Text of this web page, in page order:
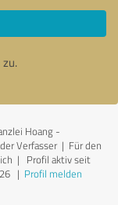
zu.
Hoang -
Verfasser | Für den
| Profil aktiv seit
| Profil melden